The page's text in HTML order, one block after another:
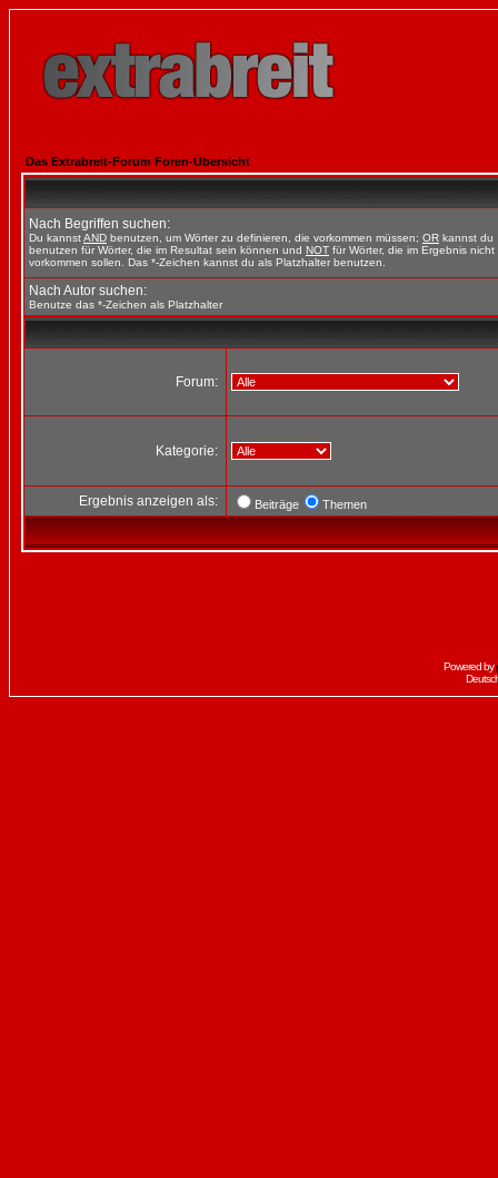
Das Extrabreit-Forum Foren-Übersicht
Nach Begriffen suchen:
Du kannstAND benutzen, um Wörter zu definieren, die vorkommen müssen; OR kannst du
benutzen für Wörter, die im Resultat sein können und NOT für Wörter, die im Ergebnis nicht
vorkommen sollen. Das *-Zeichen kannst du als Platzhalter benutzen.
Nach Autor suchen:
Benutze das *-Zeichen als Platzhalter
Forum:
Kategorie:
Ergebnis anzeigen als: Beiträge Themen
Powered by